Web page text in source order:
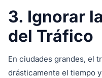
3. Ignorar
del Tráfico
En ciudades grandes, el
drásticamente el tiempo